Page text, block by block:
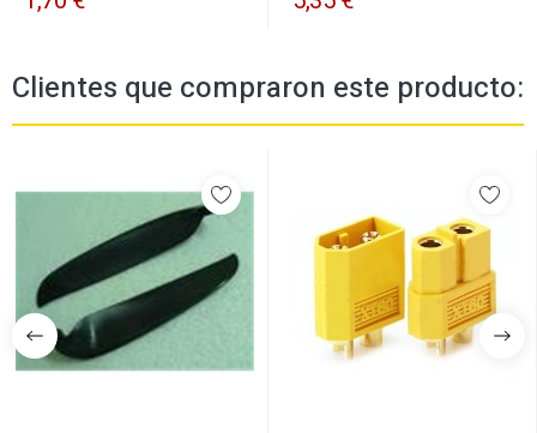
Clientes que compraron este producto: